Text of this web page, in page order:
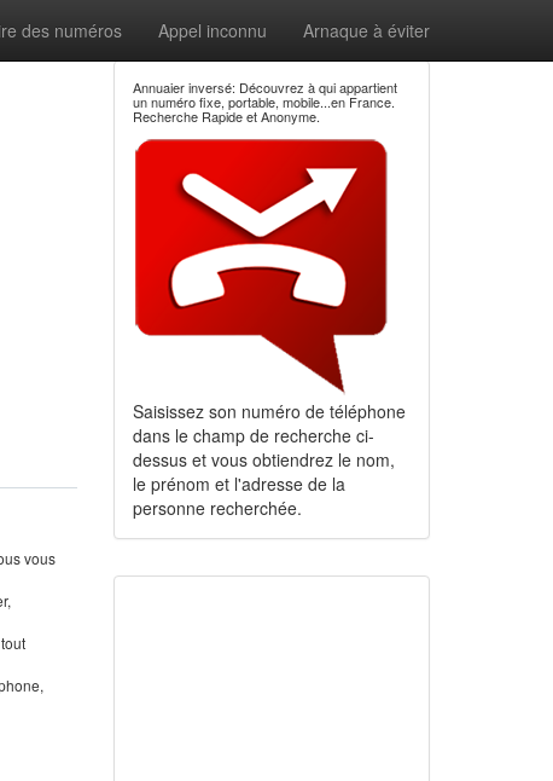
des numéros Appel inconnu Arnaque à éviter
vous
Annuaier inversé: Découvrez à qui appartient
un numéro fixe, portable, mobile...en France.
Recherche Rapide et Anonyme.
Saisissez son numéro de téléphone
dans le champ de recherche ci-
dessus et vous obtiendrez le nom,
le prénom et l'adresse de la
personne recherchée.